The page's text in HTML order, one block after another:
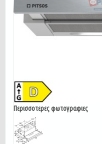
Περισσοτερες φωτογραφιες